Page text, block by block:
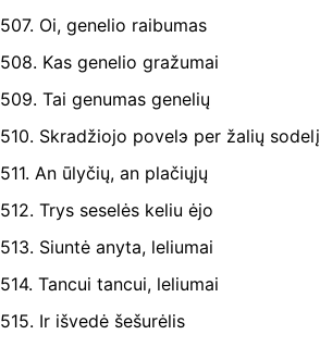
507. Oi, genelio raibumas
508. Kas genelio gražumai
509. Tai genumas genelių
510. Skradžiojo povelэ per žalių sodelį
511. An ūlyčių, an plačiųjų
512. Trys seselės keliu ėjo
513. Siuntė anyta, leliumai
514. Tancui tancui, leliumai
515. Ir išvedė šešurėlis